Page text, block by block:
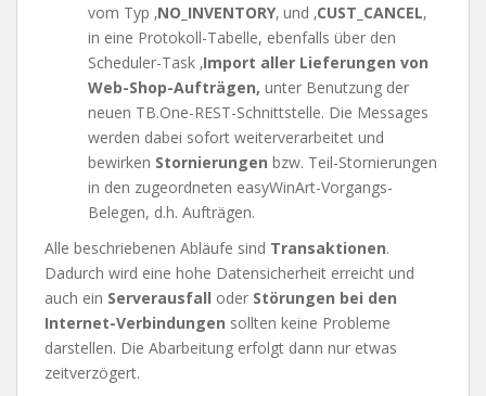
vom Typ ‚NO_INVENTORY‚ und ‚CUST_CANCEL‚
in eine Protokoll-Tabelle, ebenfalls über den
Scheduler-Task ‚Import aller Lieferungen von
Web-Shop-Aufträgen‚ unter Benutzung der
neuen TB.One-REST-Schnittstelle. Die Messages
werden dabei sofort weiterverarbeitet und
bewirken Stornierungen bzw. Teil-Stornierungen
in den zugeordneten easyWinArt-Vorgangs-
Belegen, d.h. Aufträgen.
Alle beschriebenen Abläufe sind Transaktionen.
Dadurch wird eine hohe Datensicherheit erreicht und
auch ein Serverausfall oder Störungen bei den
Internet-Verbindungen sollten keine Probleme
darstellen. Die Abarbeitung erfolgt dann nur etwas
zeitverzögert.